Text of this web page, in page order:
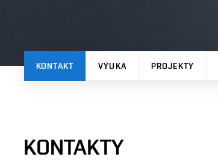
KONTAKT VÝUKA PROJEKTY
KONTAKTY